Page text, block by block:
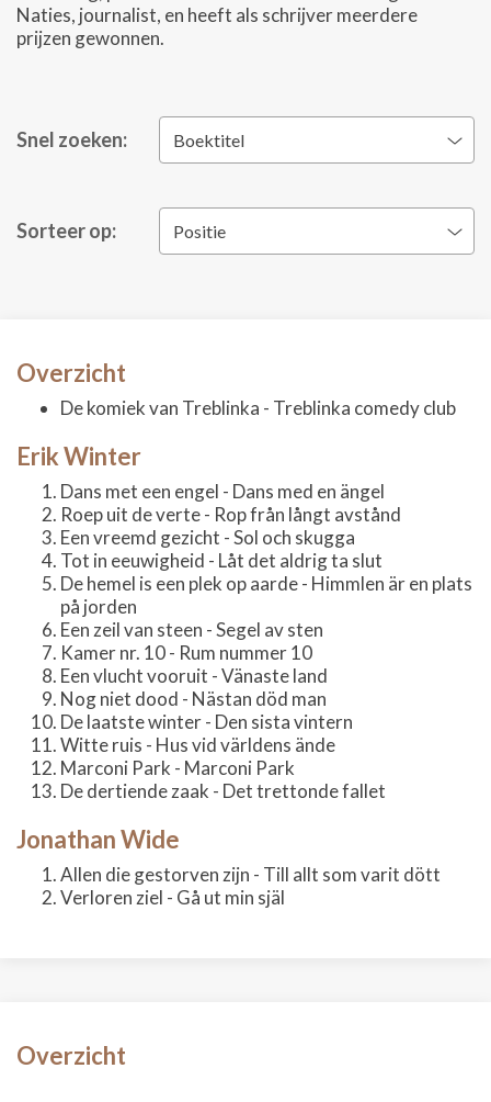
Naties, journalist, en heeft als schrijver meerdere
prijzen gewonnen.
Snel zoeken: Boektitel
Sorteer op: Positie
Overzicht
De komiek van Treblinka - Treblinka comedy club
Erik Winter
Dans met een engel - Dans med en ängel
Roep uit de verte - Rop från långt avstånd
Een vreemd gezicht - Sol och skugga
Tot in eeuwigheid - Låt det aldrig ta slut
De hemel is een plek op aarde - Himmlen är en plats
på jorden
Een zeil van steen - Segel av sten
Kamer nr. 10 - Rum nummer 10
Een vlucht vooruit - Vänaste land
Nog niet dood - Nästan död man
De laatste winter - Den sista vintern
Witte ruis - Hus vid världens ände
Marconi Park - Marconi Park
De dertiende zaak - Det trettonde fallet
Jonathan Wide
Allen die gestorven zijn - Till allt som varit dött
Verloren ziel - Gå ut min själ
Overzicht